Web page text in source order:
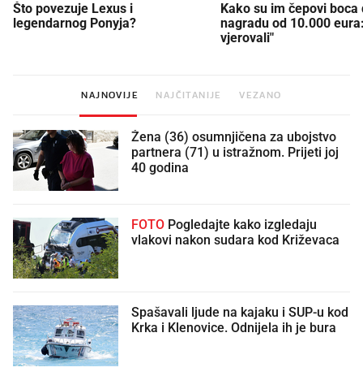
Što povezuje Lexus i
legendarnog Ponyja?
Kako su im čepovi boca
nagradu od 10.000
vjerovali"
NAJNOVIJE NAJČITANIJE VEZANO
Žena (36) osumnjičena za ubojstvo
partnera (71) u istražnom. Prijeti joj
40 godina
FOTO
vlakovi nakon sudara kod Križevaca
Spašavali ljude na kajaku i SUP-u kod
Krka i Klenovice. Odnijela ih je bura